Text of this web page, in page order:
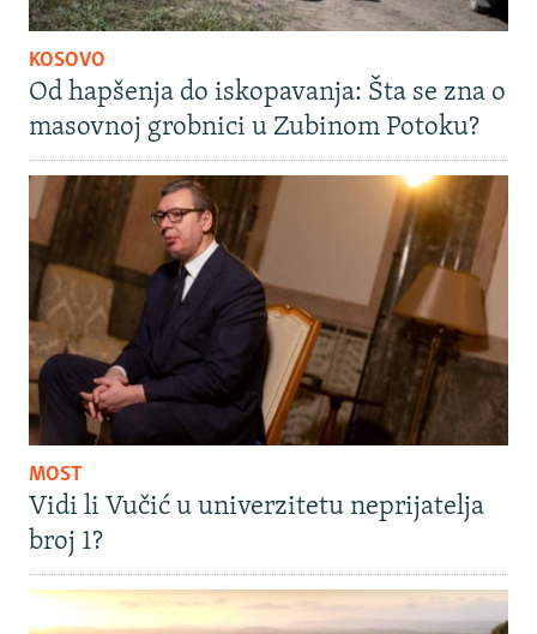
KOSOVO
Od hapšenja do iskopavanja: Šta se zna o
masovnoj grobnici u Zubinom Potoku?
MOST
Vidi li Vučić u univerzitetu neprijatelja
broj 1?